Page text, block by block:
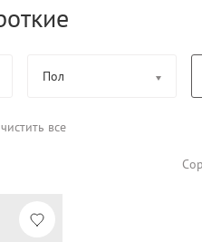
Пол
все